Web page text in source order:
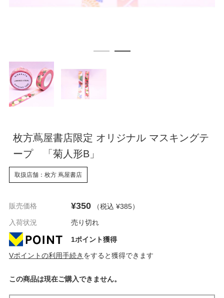
枚方蔦屋書店限定 オリジナル マスキングテ
ープ 「菊人形B」
取扱店舗：枚方 蔦屋書店
販売価格 ¥350 （税込 ¥385）
入荷状況
売り切れ
1ポイント獲得
Vポイントの利用手続き をすると獲得できます
この商品は現在ご購入できません。